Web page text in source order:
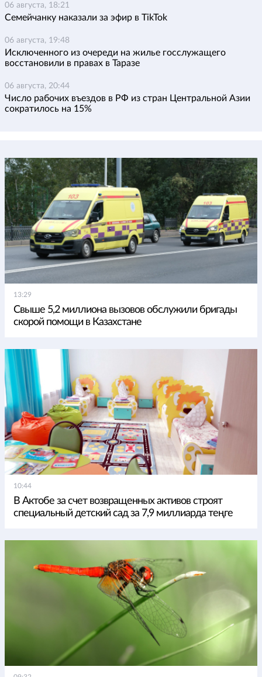
06 августа, 18:21
Семейчанку наказали за эфир в TikTok
06 августа, 19:48
Исключенного из очереди на жилье госслужащего
восстановили в правах в Таразе
06 августа, 20:44
Число рабочих въездов в РФ из стран Центральной Азии
сократилось на 15%
13:29
Свыше 5,2 миллиона вызовов обслужили бригады
скорой помощи в Казахстане
10:44
В Актобе за счет возвращенных активов строят
специальный детский сад за 7,9 миллиарда теңге